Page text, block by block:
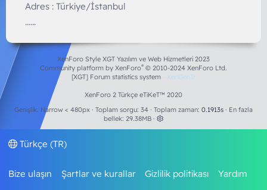
Adres : Türkiye/İstanbul
......
XenForo Style XGT Yazılım ve Web Hizmetleri 2023
Community platform by XenForo® © 2010-2024 XenForo Ltd.
[XGT] Forum statistics system
- XenGenTr
XenForo 2 Türkçe eTiKeT™ 2020
Genişlik
Toplam sorgu 34 Toplam zaman 0.1913s
En fazla
bellek 29.38MB
Türkçe (TR)
Bize ulaşın Şartlar ve kurallar Gizlilik politikası Yardım